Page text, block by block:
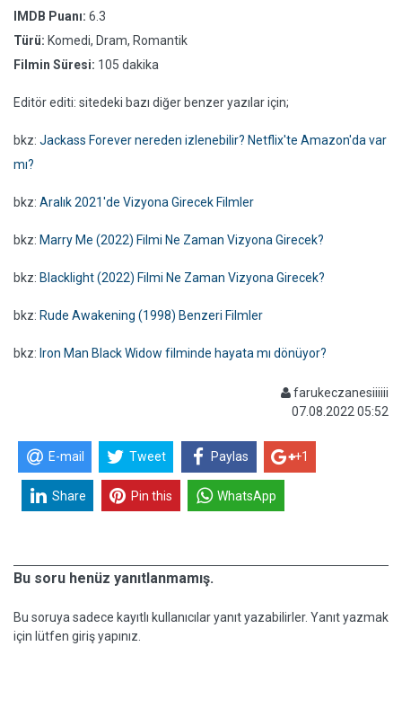
IMDB Puanı: 6.3
Türü: Komedi, Dram, Romantik
Filmin Süresi: 105 dakika
Editör editi: sitedeki bazı diğer benzer yazılar için;
bkz: Jackass Forever nereden izlenebilir? Netflix'te Amazon'da var
mı?
bkz: Aralık 2021'de Vizyona Girecek Filmler
bkz: Marry Me (2022) Filmi Ne Zaman Vizyona Girecek?
bkz: Blacklight (2022) Filmi Ne Zaman Vizyona Girecek?
bkz: Rude Awakening (1998) Benzeri Filmler
bkz: Iron Man Black Widow filminde hayata mı dönüyor?
farukeczanesiiiiii
07.08.2022 05:52
E-mail Tweet Paylas +1
Share Pin this WhatsApp
Bu soru henüz yanıtlanmamış.
Bu soruya sadece kayıtlı kullanıcılar yanıt yazabilirler. Yanıt yazmak
için lütfen giriş yapınız.